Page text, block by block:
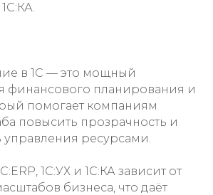
в 1С — это мощный
финансового планирования и
помогает компаниям
повысить прозрачность и
управления ресурсами.
1С:УХ и 1С:КА зависит от
бизнеса, что даёт